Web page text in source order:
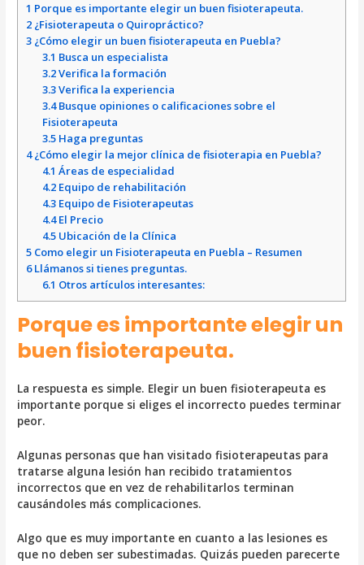
1 Porque es importante elegir un buen fisioterapeuta.
2 ¿Fisioterapeuta o Quiropráctico?
3 ¿Cómo elegir un buen fisioterapeuta en Puebla?
3.1 Busca un especialista
3.2Verifica la formación
3.3Verifica la experiencia
3.4Busque opiniones o calificaciones sobre el
Fisioterapeuta
3.5Haga preguntas
4¿Cómo elegir la mejor clínica de fisioterapia en Puebla?
4.1 Áreas de especialidad
4.2Equipo de rehabilitación
4.3Equipo de Fisioterapeutas
4.4El Precio
4.5Ubicación de la Clínica
5 Como elegir un Fisioterapeuta en Puebla – Resumen
6Llámanos si tienes preguntas.
6.1 Otros artículos interesantes:
Porque es importante elegir un
buen fisioterapeuta.
La respuesta es simple. Elegir un buen fisioterapeuta es
importante porque si eliges el incorrecto puedes terminar
peor.
Algunas personas que han visitado fisioterapeutas para
tratarse alguna lesión han recibido tratamientos
incorrectos que en vez de rehabilitarlos terminan
causándoles más complicaciones.
Algo que es muy importante en cuanto a las lesiones es
que no deben ser subestimadas. Quizás pueden parecerte